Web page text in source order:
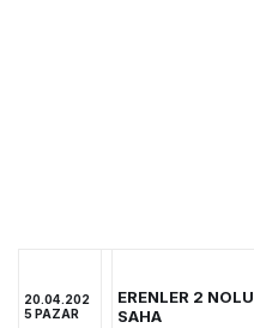
20.04.202
5 PAZAR
ERENLER 2 NOLU
SAHA